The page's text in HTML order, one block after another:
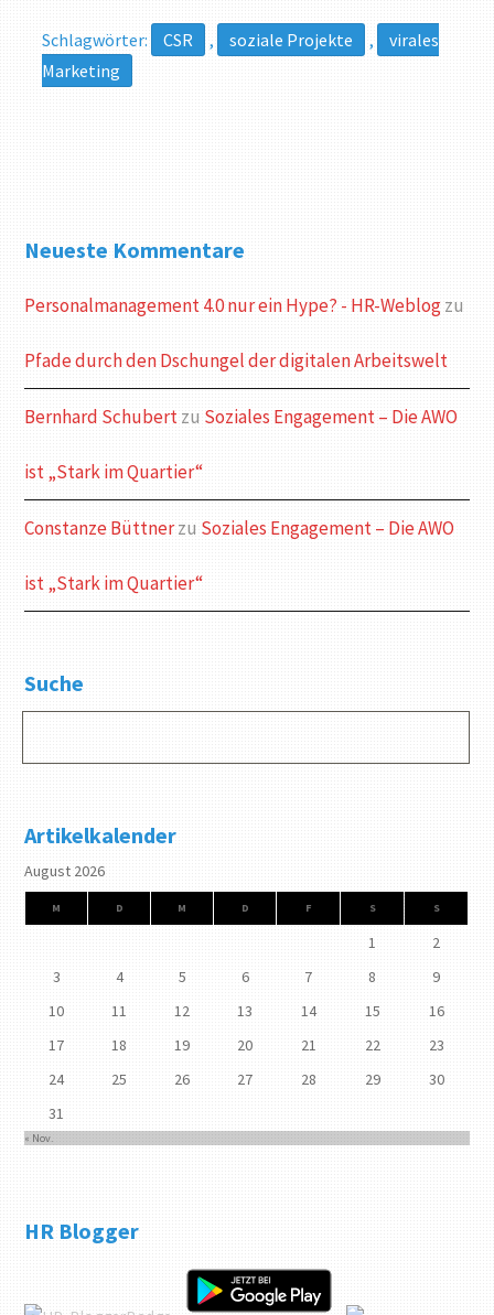
Schlagwörter: CSR , soziale Projekte ,
virales
Marketing
Neueste Kommentare
Personalmanagement 4.0 nur ein Hype? - HR-Weblogzu
Pfade durch den Dschungel der digitalen Arbeitswelt
Bernhard Schubertzu Soziales Engagement – Die AWO
ist „Stark im Quartier“
Constanze Büttnerzu Soziales Engagement – Die AWO
ist „Stark im Quartier“
Suche
Artikelkalender
August 2026
M D M D F S S
1
2
3
4 5 6 7 8
9
10
11 12 13 14 15
16
17
18 19 20 21 22
23
24
25 26 27 28 29
30
31
« Nov.
HR Blogger